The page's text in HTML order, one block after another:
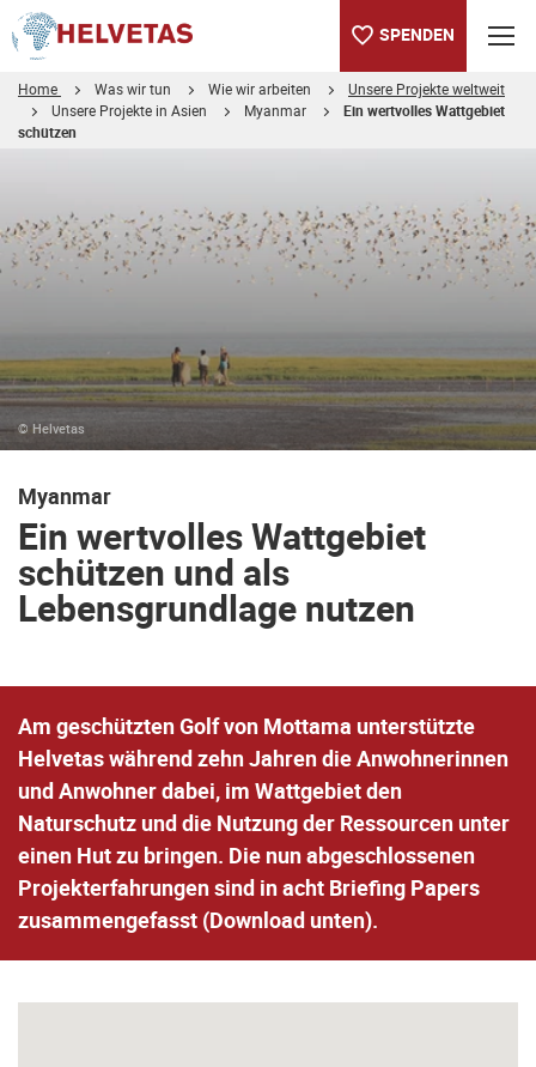
SPENDEN
Home Was wir tun Wie wir arbeiten
Unsere Projekte weltweit
Unsere Projekte in Asien
Myanmar
Ein wertvolles Wattgebiet
schützen
© Helvetas
Myanmar
Ein wertvolles Wattgebiet
schützen und als
Lebensgrundlage nutzen
Am geschützten Golf von Mottama unterstützte
Helvetas während zehn Jahren die Anwohnerinnen
und Anwohner dabei, im Wattgebiet den
Naturschutz und die Nutzung der Ressourcen unter
einen Hut zu bringen. Die nun abgeschlossenen
Projekterfahrungen sind in acht Briefing Papers
zusammengefasst (Download unten).